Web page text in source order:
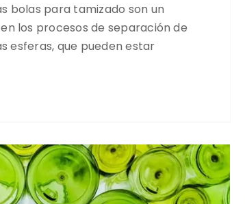
bolas para tamizado son un
los procesos de separación de
esferas, que pueden estar